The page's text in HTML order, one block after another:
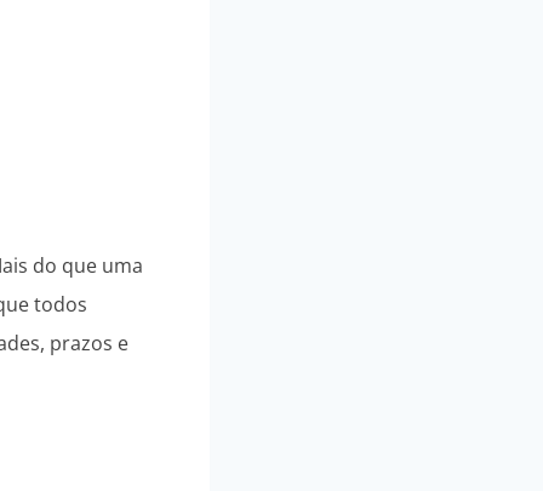
do que uma
todos
prazos e